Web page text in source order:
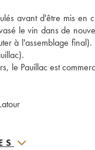
avant d'être mis
le vin dans de
à l'assemblage
le Pauillac est